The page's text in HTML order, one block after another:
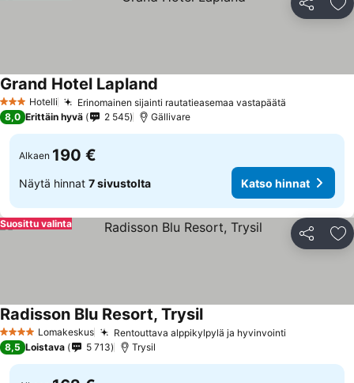
Jaa
3 Tähtiluokitus
Hotelli Erinomainen sijainti rautatieasemaa vastapäätä
Grand Hotel Lapland
8,0 Erittäin hyvä 2 545 Gällivare
Alkaen 190 €
Näytä hinnat 7 sivustolta Katso hinnat
Jaa
Suosittu valinta
4 TähtiluokitusLomakeskus Rentouttava alppikylpylä ja hyvinvointi
Radisson Blu Resort, Trysil
8,5 Loistava 5 713 Trysil